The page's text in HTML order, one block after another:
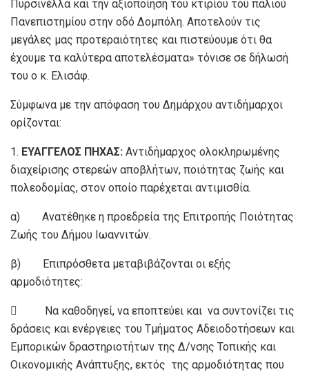
Πυρσινέλλα και την αξιοποίηση του κτιρίου του παλιού
Πανεπιστημίου στην οδό Δομπόλη. Αποτελούν τις
μεγάλες μας προτεραιότητες και πιστεύουμε ότι θα
έχουμε τα καλύτερα αποτελέσματα» τόνισε σε δήλωσή
του ο κ. Ελισάφ.
Σύμφωνα με την απόφαση του Δημάρχου αντιδήμαρχοι
ορίζονται:
1. ΕΥΑΓΓΕΛΟΣ ΠΗΧΑΣ: Αντιδήμαρχος ολοκληρωμένης
διαχείρισης στερεών αποβλήτων, ποιότητας ζωής και
πολεοδομίας, στον οποίο παρέχεται αντιμισθία.
α) Ανατέθηκε η προεδρεία της Επιτροπής Ποιότητας
Ζωής του Δήμου Ιωαννιτών.
β) Επιπρόσθετα μεταβιβάζονται οι εξής
αρμοδιότητες:
 Να καθοδηγεί, να εποπτεύει και να συντονίζει τις
δράσεις και ενέργειες του Τμήματος Αδειοδοτήσεων και
Εμπορικών δραστηριοτήτων της Δ/νσης Τοπικής και
Οικονομικής Ανάπτυξης, εκτός της αρμοδιότητας που